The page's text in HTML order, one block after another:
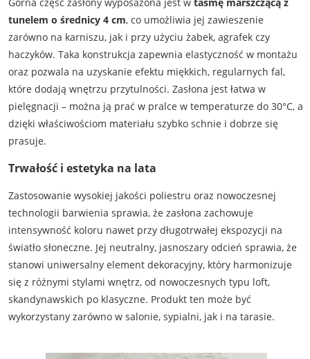
tunelem o średnicy 4 cm, co umożliwia jej zawieszenie
zarówno na karniszu, jak i przy użyciu żabek, agrafek czy
haczyków. Taka konstrukcja zapewnia elastyczność w montażu
oraz pozwala na uzyskanie efektu miękkich, regularnych fal,
które dodają wnętrzu przytulności. Zasłona jest łatwa w
pielęgnacji – można ją prać w pralce w temperaturze do 30°C, a
dzięki właściwościom materiału szybko schnie i dobrze się
prasuje.
Trwałość i estetyka na lata
Zastosowanie wysokiej jakości poliestru oraz nowoczesnej
technologii barwienia sprawia, że zasłona zachowuje
intensywność koloru nawet przy długotrwałej ekspozycji na
światło słoneczne. Jej neutralny, jasnoszary odcień sprawia, że
stanowi uniwersalny element dekoracyjny, który harmonizuje
się z różnymi stylami wnętrz, od nowoczesnych typu loft,
skandynawskich po klasyczne. Produkt ten może być
wykorzystany zarówno w salonie, sypialni, jak i na tarasie.